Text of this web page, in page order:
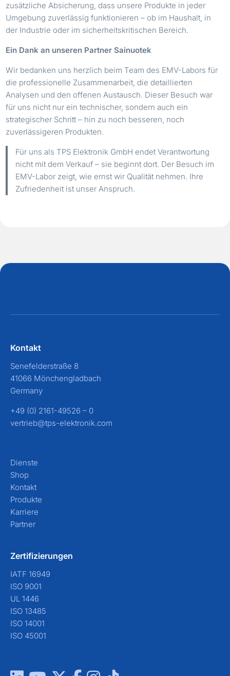
zusätzliche Absicherung, dass unsere Produkte in jeder
Umgebung zuverlässig funktionieren – ob im Haushalt, in
der Industrie oder im sicherheitskritischen Bereich.
Ein Dank an unseren Partner Sainuotek
Wir bedanken uns herzlich beim Team des EMV-Labors für
die professionelle Zusammenarbeit, die detaillierten
Analysen und den offenen Austausch. Dieser Besuch war
für uns nicht nur ein technischer, sondern auch ein
strategischer Schritt – hin zu noch besseren, noch
zuverlässigeren Produkten.
Für uns als TPS Elektronik GmbH endet Verantwortung
nicht mit dem Verkauf – sie beginnt dort. Der Besuch im
EMV-Labor zeigt, wie ernst wir Qualität nehmen. Ihre
Zufriedenheit ist unser Anspruch.
Kontakt
Senefelderstraße 8
41066 Mönchengladbach
Germany
+49 (0) 2161-49526 – 0
vertrieb@tps-elektronik.com
Dienste
Shop
Kontakt
Produkte
Karriere
Partner
Zertifizierungen
IATF 16949
ISO 9001
UL 1446
ISO 13485
ISO 14001
ISO 45001